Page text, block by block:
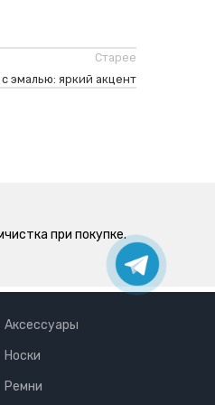
Старее
эмалью: яркий акцент
при покупке.
Аксессуары
Носки
Ремни